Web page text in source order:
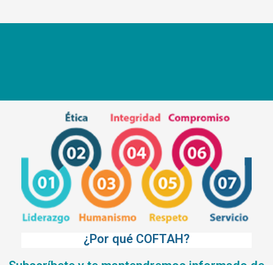
¿Por qué COFTAH?